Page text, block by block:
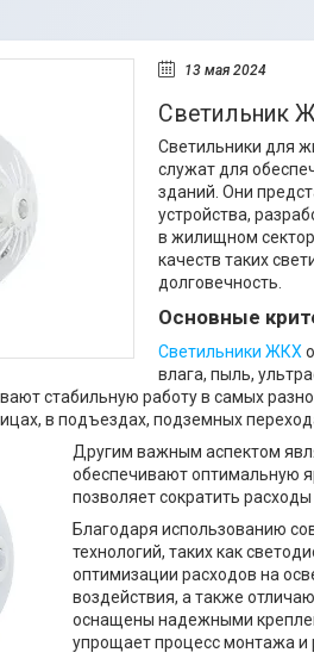
13 мая 2024
Светильник
Светильники для
служат для
зданий. Они
устройства,
в жилищном
качеств таких
долговечность.
Основные
Светильники ЖКХ
влага, пыль,
стабильную работу в самых
в подъездах, подземных
Другим важным аспектом
обеспечивают оптимальную
позволяет сократить
Благодаря использованию
технологий, таких как
оптимизации расходов на
воздействия, а также
оснащены надежными
упрощает процесс монтажа и